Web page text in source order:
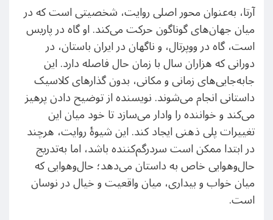
آرتا، به‌عنوان محور اصلی روایت، شخصیتی است که در
میان جهان‌های گوناگون حرکت می‌کند. او گاه در پاریس
است، گاه در ووپرتال، و ناگهان در ایران باستان، در
دورانی که هزاران سال با زمان حال فاصله دارد. این
جابه‌جایی‌های زمانی و مکانی، بدون گذارهای کلاسیک
داستانی انجام می‌شوند. نویسنده از توضیح دادن پرهیز
می‌کند و خواننده را وادار می‌سازد تا خود میان این
تغییرات پلی ذهنی ایجاد کند. این شیوهٔ روایت، هرچند
در ابتدا ممکن است سردرگم‌کننده باشد، اما به‌تدریج
حال‌وهوایی خاص به داستان می‌دهد؛ حال‌وهوایی که
میان خواب و بیداری، میان واقعیت و خیال در نوسان
است.